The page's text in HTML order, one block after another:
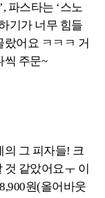
파스타는 ‘스노
기가 너무 힘들
랐어요 ㅋㅋㅋ 거
씩 주문~
의 그 피자들! 크
같았어요ㅜ 이
원(올어바웃